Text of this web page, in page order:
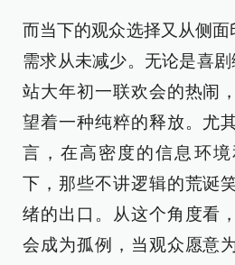
而当下的观众选择又从侧面
需求从未减少。无论是喜
站大年初一联欢会的热闹
望着一种纯粹的释放。尤
言，在高密度的信息环
下，那些不讲逻辑的荒诞
绪的出口。从这个角度看
会成为孤例，当观众愿意